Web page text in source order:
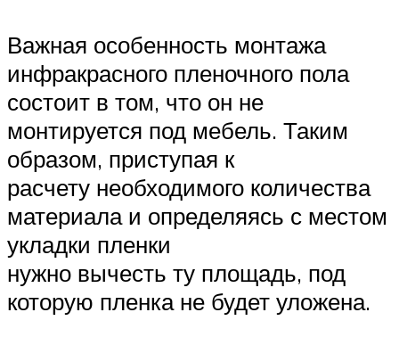
Важная особенность монтажа
инфракрасного пленочного пола
состоит в том, что он не
монтируется под мебель. Таким
образом, приступая к
расчету необходимого количества
материала и определяясь с местом
укладки пленки
нужно вычесть ту площадь, под
которую пленка не будет уложена.